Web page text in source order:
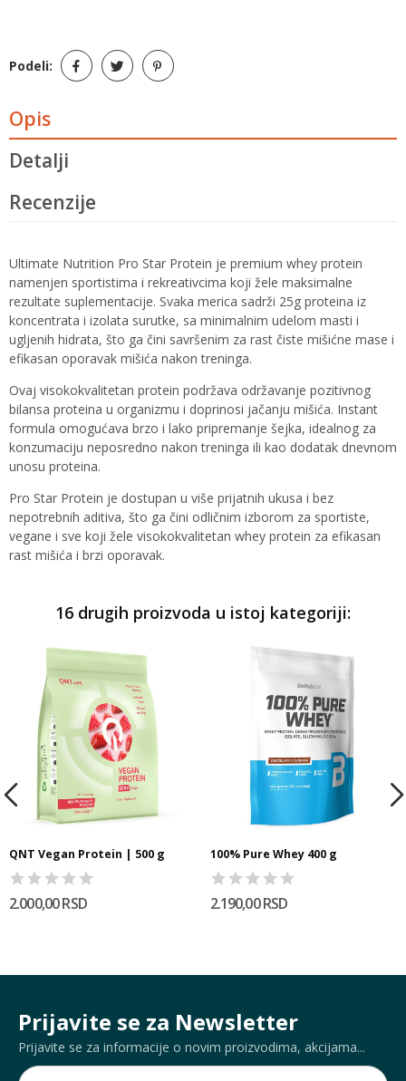
Podeli:
Opis
Detalji
Recenzije
Ultimate Nutrition Pro Star Protein je premium whey protein
namenjen sportistima i rekreativcima koji žele maksimalne
rezultate suplementacije. Svaka merica sadrži 25g proteina iz
koncentrata i izolata surutke, sa minimalnim udelom masti i
ugljenih hidrata, što ga čini savršenim za rast čiste mišićne mase i
efikasan oporavak mišića nakon treninga.
Ovaj visokokvalitetan protein podržava održavanje pozitivnog
bilansa proteina u organizmu i doprinosi jačanju mišića. Instant
formula omogućava brzo i lako pripremanje šejka, idealnog za
konzumaciju neposredno nakon treninga ili kao dodatak dnevnom
unosu proteina.
Pro Star Protein je dostupan u više prijatnih ukusa i bez
nepotrebnih aditiva, što ga čini odličnim izborom za sportiste,
vegane i sve koji žele visokokvalitetan whey protein za efikasan
rast mišića i brzi oporavak.
16 drugih proizvoda u istoj kategoriji:
QNT Vegan Protein | 500 g
2.000,00 RSD
100% Pure Whey 400 g
2.190,00 RSD
Prijavite se za Newsletter
Prijavite se za informacije o novim proizvodima, akcijama...